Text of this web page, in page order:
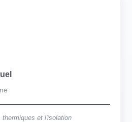
et l'isolation